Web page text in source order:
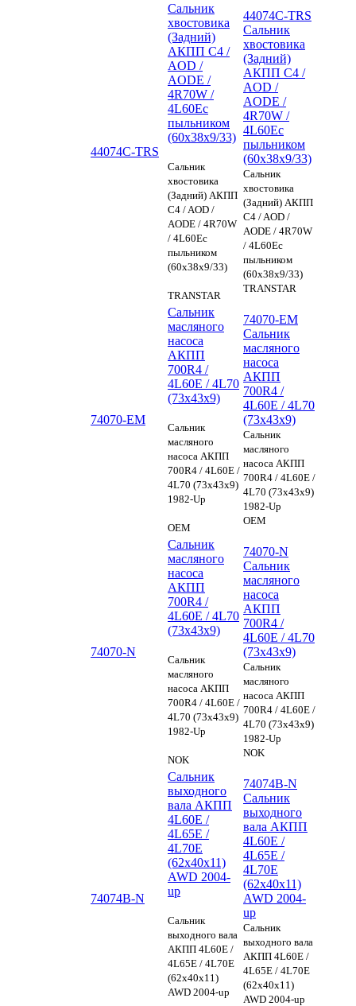
44074C-TRS
Сальник
хвостовика
(Задний)
АКПП C4 /
AOD /
AODE /
4R70W /
4L60Eс
пыльником
(60x38x9/33)
Сальник
хвостовика
(Задний) АКПП
C4 / AOD /
AODE / 4R70W
/ 4L60Eс
пыльником
(60x38x9/33)
TRANSTAR
44074C-TRS
Сальник
хвостовика
(Задний)
АКПП C4 /
AOD /
AODE /
4R70W /
4L60Eс
пыльником
(60x38x9/33)
Сальник
хвостовика
(Задний) АКПП
C4 / AOD /
AODE / 4R70W
/ 4L60Eс
пыльником
(60x38x9/33)
TRANSTAR
74070-EM
Сальник
масляного
насоса
АКПП
700R4 /
4L60E / 4L70
(73x43x9)
Сальник
масляного
насоса АКПП
700R4 / 4L60E /
4L70 (73x43x9)
1982-Up
OEM
74070-EM
Сальник
масляного
насоса
АКПП
700R4 /
4L60E / 4L70
(73x43x9)
Сальник
масляного
насоса АКПП
700R4 / 4L60E /
4L70 (73x43x9)
1982-Up
OEM
74070-N
Сальник
масляного
насоса
АКПП
700R4 /
4L60E / 4L70
(73x43x9)
Сальник
масляного
насоса АКПП
700R4 / 4L60E /
4L70 (73x43x9)
1982-Up
NOK
74070-N
Сальник
масляного
насоса
АКПП
700R4 /
4L60E / 4L70
(73x43x9)
Сальник
масляного
насоса АКПП
700R4 / 4L60E /
4L70 (73x43x9)
1982-Up
NOK
74074B-N
Сальник
выходного
вала АКПП
4L60E /
4L65E /
4L70E
(62х40х11)
AWD 2004-
up
Сальник
выходного вала
АКПП 4L60E /
4L65E / 4L70E
(62х40х11)
AWD 2004-up
74074B-N
Сальник
выходного
вала АКПП
4L60E /
4L65E /
4L70E
(62х40х11)
AWD 2004-
up
Сальник
выходного вала
АКПП 4L60E /
4L65E / 4L70E
(62х40х11)
AWD 2004-up